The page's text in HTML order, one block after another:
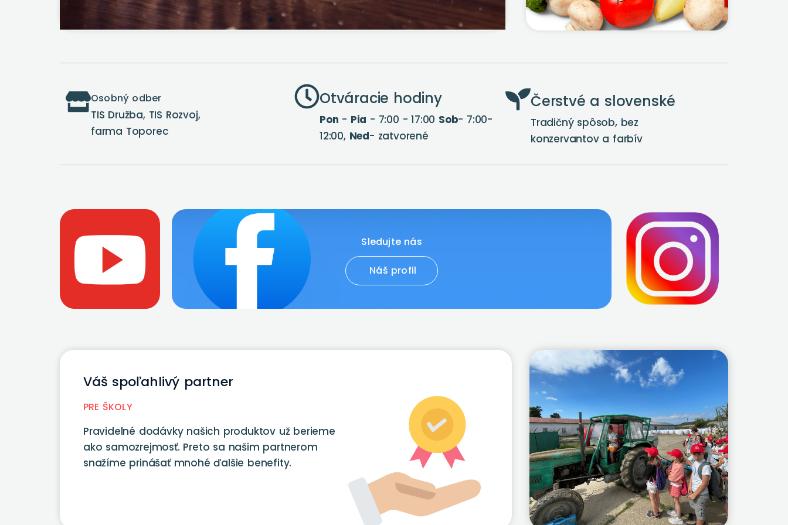
Osobný odber
TIS Družba, TIS Rozvoj,
farma Toporec
Otváracie hodiny
Pon - Pia - 7:00 - 17:00 Sob- 7:00-
12:00, Ned- zatvorené
Čerstvé a slovenské
Tradičný spôsob, bez
konzervantov a farbív
Youtube
Náš profil
Váš spoľahlivý partner
PRE ŠKOLY
Pravidelné dodávky našich produktov už berieme
ako samozrejmosť. Preto sa našim partnerom
snažíme prinášať mnohé ďalšie benefity.